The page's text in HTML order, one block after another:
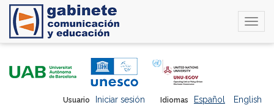
Idiomas Español English
Usuario Iniciar sesión